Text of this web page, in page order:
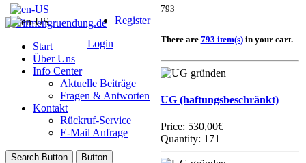
Register
Login
793
There are 793 item(s)in your cart.
UG (haftungsbeschränkt)
Price: 530,00€
Quantity: 171
Start
Über Uns
Info Center
Aktuelle Beiträge
Fragen & Antworten
Kontakt
Rückruf-Service
E-Mail Anfrage
Search Button Button